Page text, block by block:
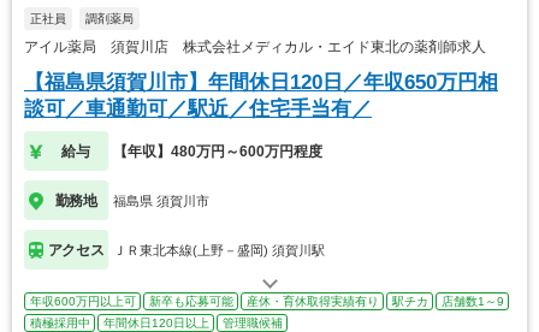
正社員 調剤薬局
アイル薬局 須賀川店 株式会社メディカル・エイド東北の薬剤師求人
【福島県須賀川市】年間休日120日／年収650万円相
談可／車通勤可／駅近／住宅手当有／
給与 【年収】480万円～600万円程度
勤務地 福島県 須賀川市
アクセス ＪＲ東北本線(上野－盛岡) 須賀川駅
年収600万円以上可 新卒も応募可能 産休・育休取得実績有り 駅チカ
店舗数1～9
積極採用中
年間休日120日以上 管理職候補